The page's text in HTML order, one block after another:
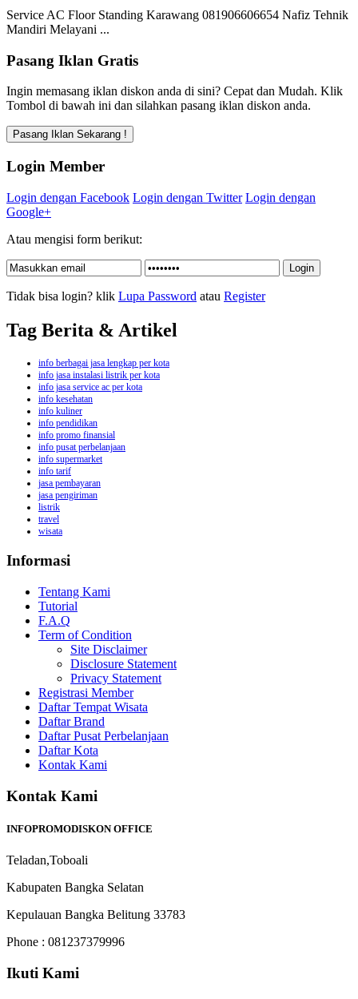
Service AC Floor Standing Karawang 081906606654 Nafiz Tehnik
Mandiri Melayani ...
Pasang Iklan Gratis
Ingin memasang iklan diskon anda di sini? Cepat dan Mudah. Klik
Tombol di bawah ini dan silahkan pasang iklan diskon anda.
Login Member
Login dengan Facebook Login dengan Twitter Login dengan
Google+
Atau mengisi form berikut:
Tidak bisa login? klik Lupa Password atau Register
Tag Berita & Artikel
info berbagai jasa lengkap per kota
info jasa instalasi listrik per kota
info jasa service ac per kota
info kesehatan
info kuliner
info pendidikan
info promo finansial
info pusat perbelanjaan
info supermarket
info tarif
jasa pembayaran
jasa pengiriman
listrik
travel
wisata
Informasi
Tentang Kami
Tutorial
F.A.Q
Term of Condition
Site Disclaimer
Disclosure Statement
Privacy Statement
Registrasi Member
Daftar Tempat Wisata
Daftar Brand
Daftar Pusat Perbelanjaan
Daftar Kota
Kontak Kami
Kontak Kami
INFOPROMODISKON OFFICE
Teladan,Toboali
Kabupaten Bangka Selatan
Kepulauan Bangka Belitung 33783
Phone : 081237379996
Ikuti Kami